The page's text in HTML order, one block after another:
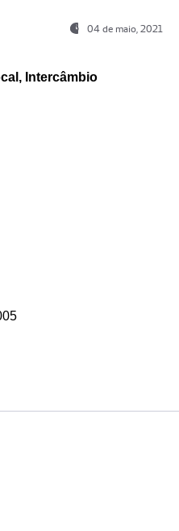
04 de maio, 2021
Intercâmbio